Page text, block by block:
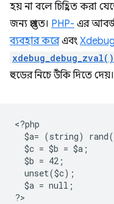
হয় না বলে চিহ্নিত করা
জন্য প্রস্তুত। PHP- এর
ব্যবহার করেএবং Xdebug
xdebug_debug_zval()
হুডের নিচে উঁকি দিতে দেয়।
<?php
$a= (string)
  $c = $b = $a;
  $b = 42;
  unset($c);
  $a = null;
?